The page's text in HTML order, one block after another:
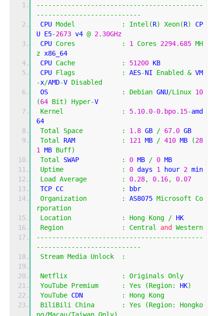
-------------------------------------------
---------------------------
CPU Model : Intel (R) Xeon(R)
CP
U E5-2673 v4 @ 2.30GHz
CPU Cores : 1 Cores 2294.685 MH
z x86_64
CPU Cache : 51200 KB
CPU Flags : AES-NI Enabled & VM
-x/AMD-V Disabled
OS
: Debian GNU/Linux 10
(64 Bit) Hyper-V
Kernel
: 5.10. 0-0.bpo. 15-amd
64
Total
Space : 1.8 GB / 67.0 GB
Total
RAM : 121 MB / 410 MB (28
1
MB Buff)
Total
SWAP : 0 MB / 0 MB
Uptime
: 0 days 1 hour 2 min
Load
Average : 0.28, 0.16,
0.07
TCP CC
:
bbr
Organization
: AS8075 Microsoft
Co
rporation
Location
: Hong Kong / HK
Region
: Central and
Western
-------------------------------------------
---------------------------
Stream Media Unlock :
Netflix : Originals Only
YouTube Premium : Yes (Region: HK)
YouTube CDN : Hong Kong
BiliBili
China : Yes (Region:
Hongko
ng/Macau/Taiwan Only)